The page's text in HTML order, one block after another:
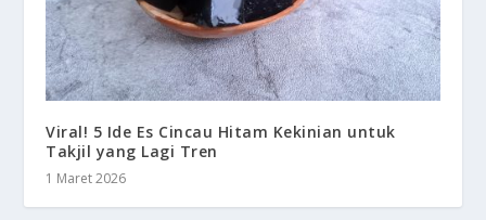
Viral! 5 Ide Es Cincau Hitam Kekinian untuk
Takjil yang Lagi Tren
1 Maret 2026